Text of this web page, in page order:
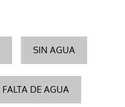
SIN AGUA
FALTA DE AGUA